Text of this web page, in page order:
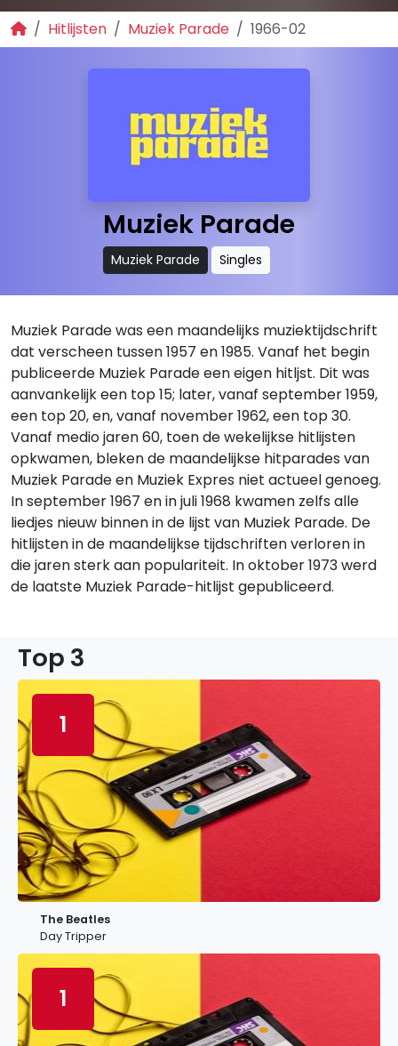
Hitlijsten Muziek Parade 1966-02
Muziek Parade
Muziek Parade Singles
Muziek Parade was een maandelijks muziektijdschrift
dat verscheen tussen 1957 en 1985. Vanaf het begin
publiceerde Muziek Parade een eigen hitljst. Dit was
aanvankelijk een top 15; later, vanaf september 1959,
een top 20, en, vanaf november 1962, een top 30.
Vanaf medio jaren 60, toen de wekelijkse hitlijsten
opkwamen, bleken de maandelijkse hitparades van
Muziek Parade en Muziek Expres niet actueel genoeg.
In september 1967 en in juli 1968 kwamen zelfs alle
liedjes nieuw binnen in de lijst van Muziek Parade. De
hitlijsten in de maandelijkse tijdschriften verloren in
die jaren sterk aan populariteit. In oktober 1973 werd
de laatste Muziek Parade-hitlijst gepubliceerd.
Top 3
1
The Beatles
Day Tripper
1